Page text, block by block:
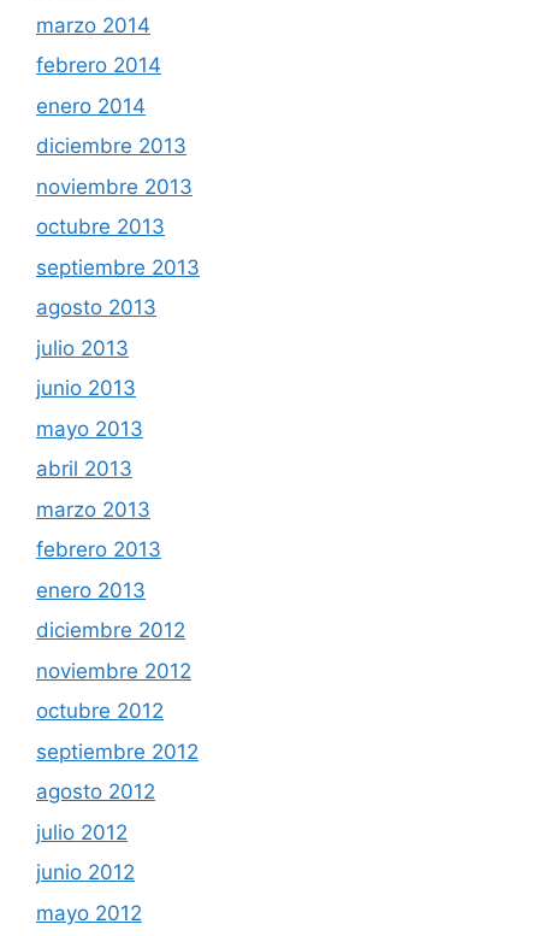
marzo 2014
febrero 2014
enero 2014
diciembre 2013
noviembre 2013
octubre 2013
septiembre 2013
agosto 2013
julio 2013
junio 2013
mayo 2013
abril 2013
marzo 2013
febrero 2013
enero 2013
diciembre 2012
noviembre 2012
octubre 2012
septiembre 2012
agosto 2012
julio 2012
junio 2012
mayo 2012